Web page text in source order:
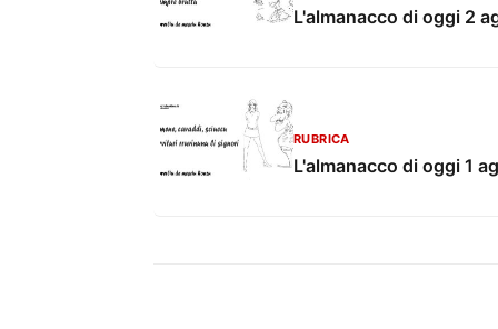
L'almanacco di oggi 2
RUBRICA
L'almanacco di oggi 1